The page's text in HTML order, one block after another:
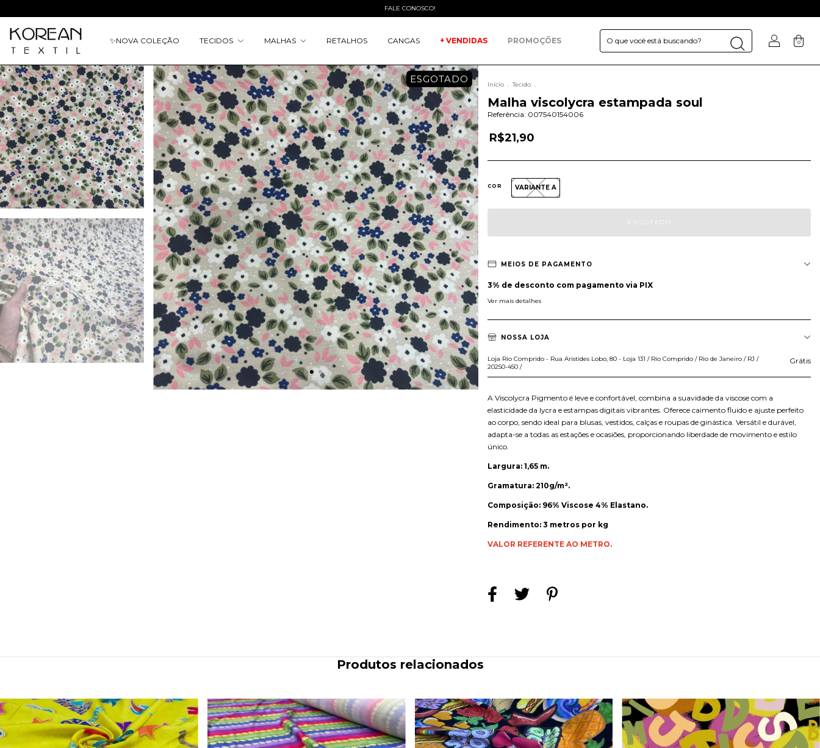
FALE CONOSCO!
✨NOVA COLEÇÃO TECIDOS MALHAS RETALHOS CANGAS + VENDIDAS PROMOÇÕES 0
ESGOTADO Início . Tecido .
Malha viscolycra estampada soul
Referência: 007540154006
R$21,90
COR VARIANTE A
MEIOS DE PAGAMENTO
3% de desconto com pagamento via PIX
Ver mais detalhes
NOSSA LOJA
Loja Rio Comprido - Rua Aristides Lobo, 80 - Loja 131 / Rio Comprido / Rio de Janeiro / RJ /
20250-450 /
Grátis
A Viscolycra Pigmento é leve e confortável, combina a suavidade da viscose com a
elasticidade da lycra e estampas digitais vibrantes. Oferece caimento fluido e ajuste perfeito
ao corpo, sendo ideal para blusas, vestidos, calças e roupas de ginástica. Versátil e durável,
adapta-se a todas as estações e ocasiões, proporcionando liberdade de movimento e estilo
único.
Largura: 1,65 m.
Gramatura: 210g/m².
Composição: 96% Viscose 4% Elastano.
Rendimento: 3 metros por kg
VALOR REFERENTE AO METRO.
Produtos relacionados